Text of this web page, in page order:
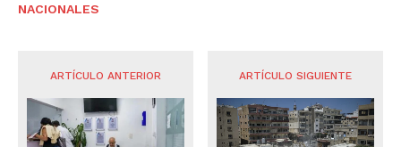
NACIONALES
ARTÍCULO ANTERIOR ARTÍCULO SIGUIENTE